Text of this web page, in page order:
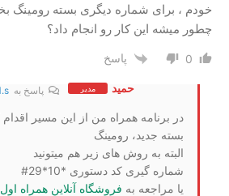
خودم ، برای شماره دیگری بسته رومینگ
چطور میشه این کار رو انجام داد؟
0 پاسخ
حمید مدیر پاسخ به
در برنامه همراه من از این مسیر اقدام
بسته جدید، رومینگ
البته به روش های زیر هم میتونید
شماره گیری کد دستوری *10*29#
یا مراجعه به فروشگاه آنلاین همراه اول